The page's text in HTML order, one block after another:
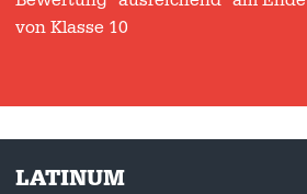
von Klasse 10
LATINUM